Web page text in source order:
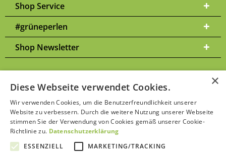
Shop Service
#grüneperlen
Shop Newsletter
* Alle Preise inkl. gesetzl. Mehrwertsteuer zzgl. Versandkosten
ggf. Nachnahmegebühren, wenn nicht anders beschrieben | Bitte
beachten Sie unsereDatenschutzerklärung
×
Diese Webseite verwendet Cookies.
Wir verwenden Cookies, um die Benutzerfreundlichkeit unserer
Website zu verbessern. Durch die weitere Nutzung unserer Webseite
stimmen Sie der Verwendung von Cookies gemäß unserer Cookie-
Richtlinie zu. Datenschutzerklärung
ESSENZIELL
MARKETING/TRACKING